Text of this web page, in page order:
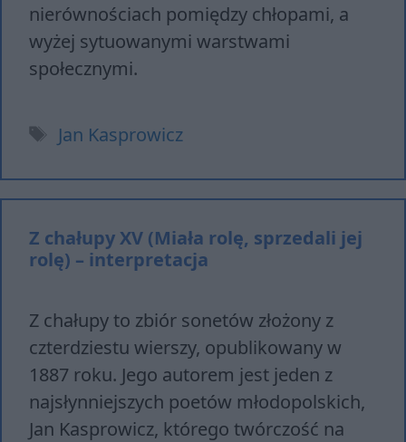
nierównościach pomiędzy chłopami, a
wyżej sytuowanymi warstwami
społecznymi.
Tagi
Jan Kasprowicz
Z chałupy XV (Miała rolę, sprzedali jej
rolę) – interpretacja
Z chałupy to zbiór sonetów złożony z
czterdziestu wierszy, opublikowany w
1887 roku. Jego autorem jest jeden z
najsłynniejszych poetów młodopolskich,
Jan Kasprowicz, którego twórczość na